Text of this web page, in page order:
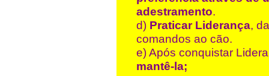
adestramento.
d) Praticar Liderança,
comandos ao cão.
e) Após conquistar
mantê-la;